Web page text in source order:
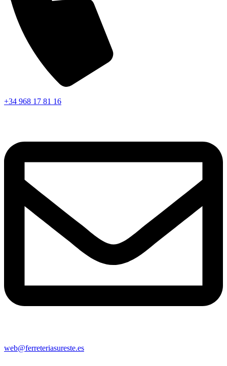
+34 968 17 81 16
web@ferreteriasureste.es